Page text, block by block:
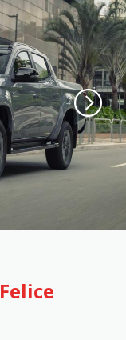
Felice